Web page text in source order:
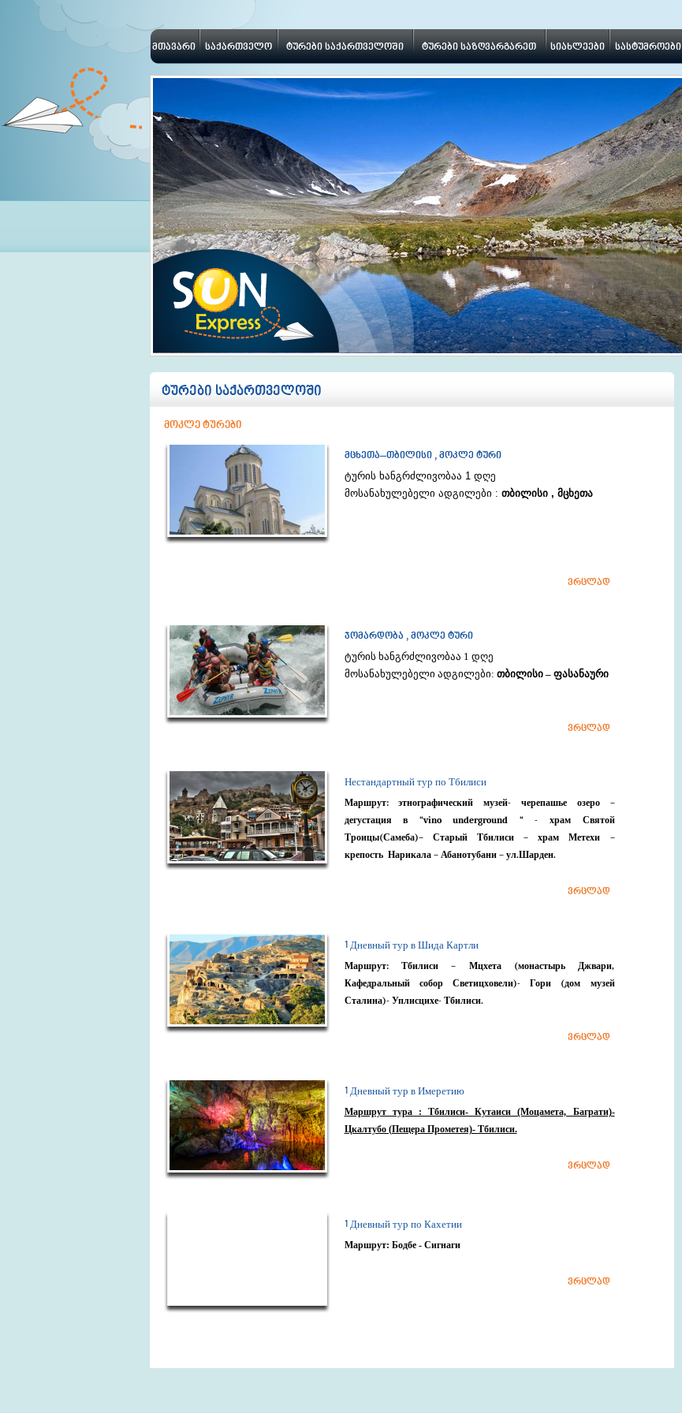
მთავარი საქართველო ტურები საქართველოში ტურები საზღვარგარეთ სიახლეები სასტუმროები
ტურები საქართველოში
მოკლე ტურები
მცხეთა–თბილისი , მოკლე ტური
ტურის ხანგრძლივობაა 1 დღე
მოსანახულებელი ადგილები : თბილისი , მცხეთა
ვრცლად
ჯომარდობა , მოკლე ტური
ტურის ხანგრძლივობაა 1 დღე
მოსანახულებელი ადგილები: თბილისი – ფასანაური
ვრცლად
Нестандартный тур по Тбилиси
Маршрут: этнографический музей- черепашье озеро –
дегустация в “vino underground “ - храм Святой
Троицы(Самеба)– Старый Тбилиси – храм Метехи –
крепость Нарикала – Абанотубани – ул.Шарден.
ვრცლად
1 Дневный тур в Шида Картли
Маршрут: Тбилиси – Мцхета (монастырь Джвари,
Кафедральный собор Светицховели)- Гори (дом музей
Сталина)- Уплисцихе- Тбилиси.
ვრცლად
1 Дневный тур в Имеретию
Маршрут тура : Тбилиси- Кутаиси (Моцамета, Баграти)-
Цкалтубо (Пещера Прометея)- Тбилиси.
ვრცლად
1 Дневный тур по Кахетии
Маршрут: Бодбе - Сигнаги
ვრცლად